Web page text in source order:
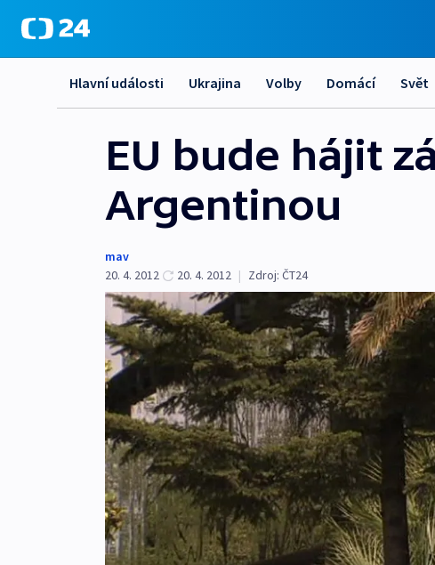
Hlavní události Ukrajina Volby Domácí Svět
EU bude hájit
Argentinou
mav
20. 4. 2012
20. 4. 2012 | Zdroj: ČT24